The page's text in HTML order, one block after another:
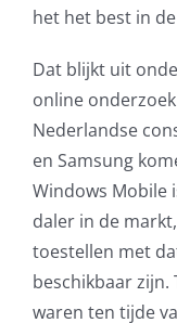
SLA
Remote Help
WordPress SLA
Contact
het het best in
Dat blijkt uit
online
Nederlandse
en Samsung
Windows Mobile
daler in de
toestellen met
beschikbaar zijn.
waren ten tijde